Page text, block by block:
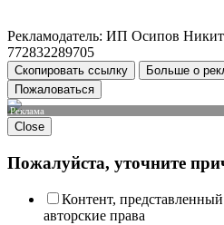
Рекламодатель: ИП Осипов
772832289705
Скопировать ссылку
Больше о
Пожаловаться
Реклама
Close
Пожалуйста, уточните
Контент,
авторские права